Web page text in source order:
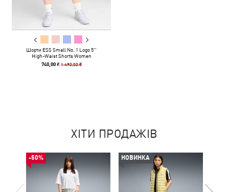
Шорти ESS Small No. 1 Logo 5''
High-Waist Shorts Women
740,00 ₴ 1 490,00 ₴
ХІТИ ПРОДАЖІВ
-50% НОВИНКА